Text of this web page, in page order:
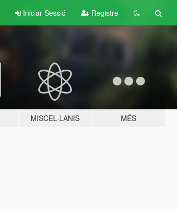
Iniciar Sessió Registre
MISCEL·LANIS MÉS